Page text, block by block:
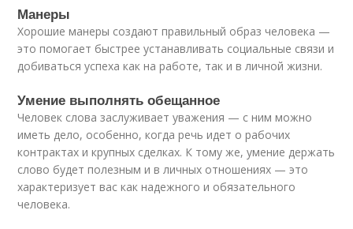
Манеры
Хорошие манеры создают правильный образ человека —
это помогает быстрее устанавливать социальные связи и
добиваться успеха как на работе, так и в личной жизни.
Умение выполнять обещанное
Человек слова заслуживает уважения — с ним можно
иметь дело, особенно, когда речь идет о рабочих
контрактах и крупных сделках. К тому же, умение держать
слово будет полезным и в личных отношениях — это
характеризует вас как надежного и обязательного
человека.